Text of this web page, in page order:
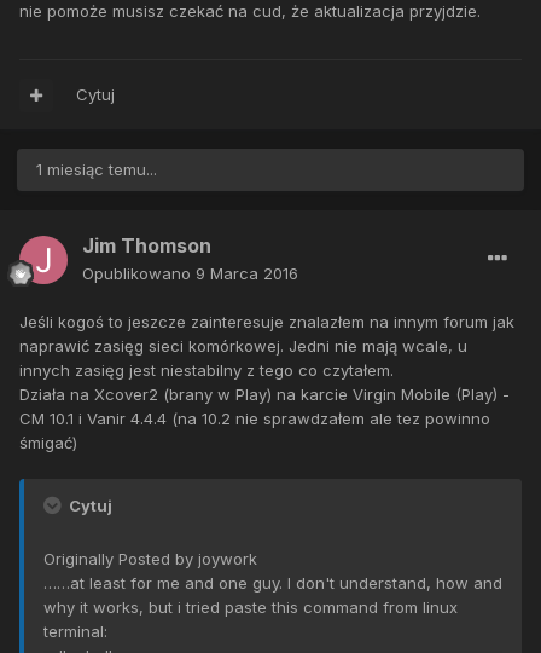
nie pomoże musisz czekać na cud, że aktualizacja przyjdzie.
Cytuj
1 miesiąc temu...
Jim Thomson
Opublikowano 9 Marca 2016
Jeśli kogoś to jeszcze zainteresuje znalazłem na innym forum jak
naprawić zasięg sieci komórkowej. Jedni nie mają wcale, u
innych zasięg jest niestabilny z tego co czytałem.
Działa na Xcover2 (brany w Play) na karcie Virgin Mobile (Play) -
CM 10.1 i Vanir 4.4.4 (na 10.2 nie sprawdzałem ale tez powinno
śmigać)
Cytuj
Originally Posted by joywork
……at least for me and one guy. I don't understand, how and
why it works, but i tried paste this command from linux
terminal: